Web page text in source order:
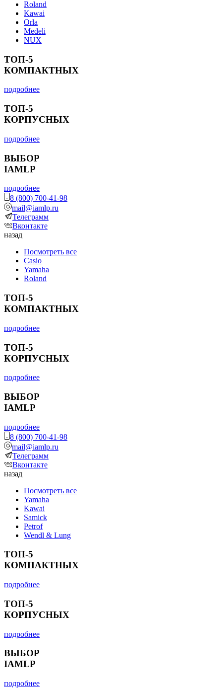
Roland
Kawai
Orla
Medeli
NUX
ТОП-5
КОМПАКТНЫХ
подробнее
ТОП-5
КОРПУСНЫХ
подробнее
ВЫБОР
IAMLP
подробнее
8 (800) 700-41-98
mail@iamlp.ru
Телеграмм
Вконтакте
назад
Посмотреть все
Casio
Yamaha
Roland
ТОП-5
КОМПАКТНЫХ
подробнее
ТОП-5
КОРПУСНЫХ
подробнее
ВЫБОР
IAMLP
подробнее
8 (800) 700-41-98
mail@iamlp.ru
Телеграмм
Вконтакте
назад
Посмотреть все
Yamaha
Kawai
Samick
Petrof
Wendl & Lung
ТОП-5
КОМПАКТНЫХ
подробнее
ТОП-5
КОРПУСНЫХ
подробнее
ВЫБОР
IAMLP
подробнее